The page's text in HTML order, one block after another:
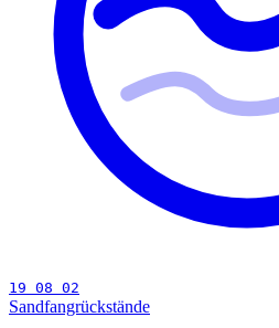
19 08 02
Sandfangrückstände